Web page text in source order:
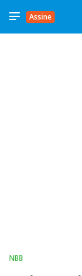
Assine
NBB